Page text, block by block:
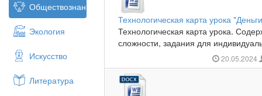
Обществознание
Экология
Искусство
Литература
Технологическая карта урока
Технологическая карта урока.
сложности, задания для
20.05.2024